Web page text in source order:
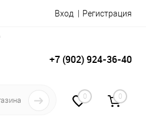
Вход Регистрация
+7 (902) 924-36-40
0 0